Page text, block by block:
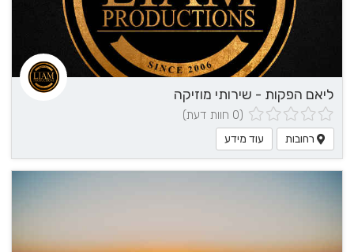
ליאם הפקות - שירותי מוזיקה
(0 חוות דעת)
רחובות עוד מידע